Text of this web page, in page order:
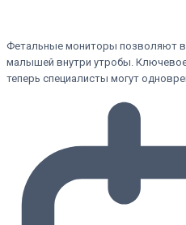
Фетальные мониторы позволяют
малышей внутри утробы.
теперь специалисты могут